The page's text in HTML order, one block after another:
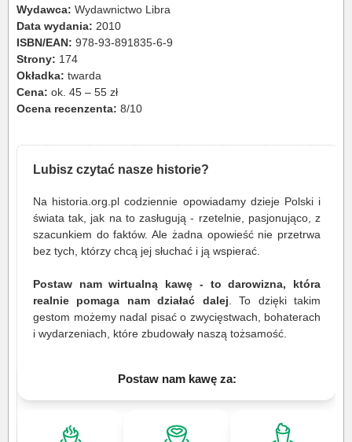
Wydawca: Wydawnictwo Libra
Data wydania: 2010
ISBN/EAN: 978-93-891835-6-9
Strony: 174
Okładka: twarda
Cena: ok. 45 – 55 zł
Ocena recenzenta: 8/10
Lubisz czytać nasze historie?
Na historia.org.pl codziennie opowiadamy dzieje Polski i
świata tak, jak na to zasługują - rzetelnie, pasjonująco, z
szacunkiem do faktów. Ale żadna opowieść nie przetrwa
bez tych, którzy chcą jej słuchać i ją wspierać.
Postaw nam wirtualną kawę - to darowizna, która
realnie pomaga nam działać dalej . To dzięki takim
gestom możemy nadal pisać o zwycięstwach, bohaterach
i wydarzeniach, które zbudowały naszą tożsamość.
Postaw nam kawę za: